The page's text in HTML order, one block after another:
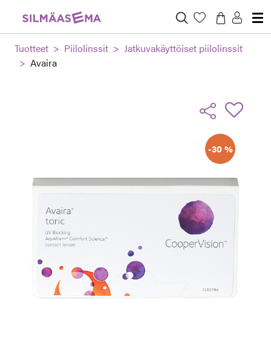
Tuotteet Piilolinssit
Jatkuvakäyttöiset piilolinssit
Avaira
-30 %